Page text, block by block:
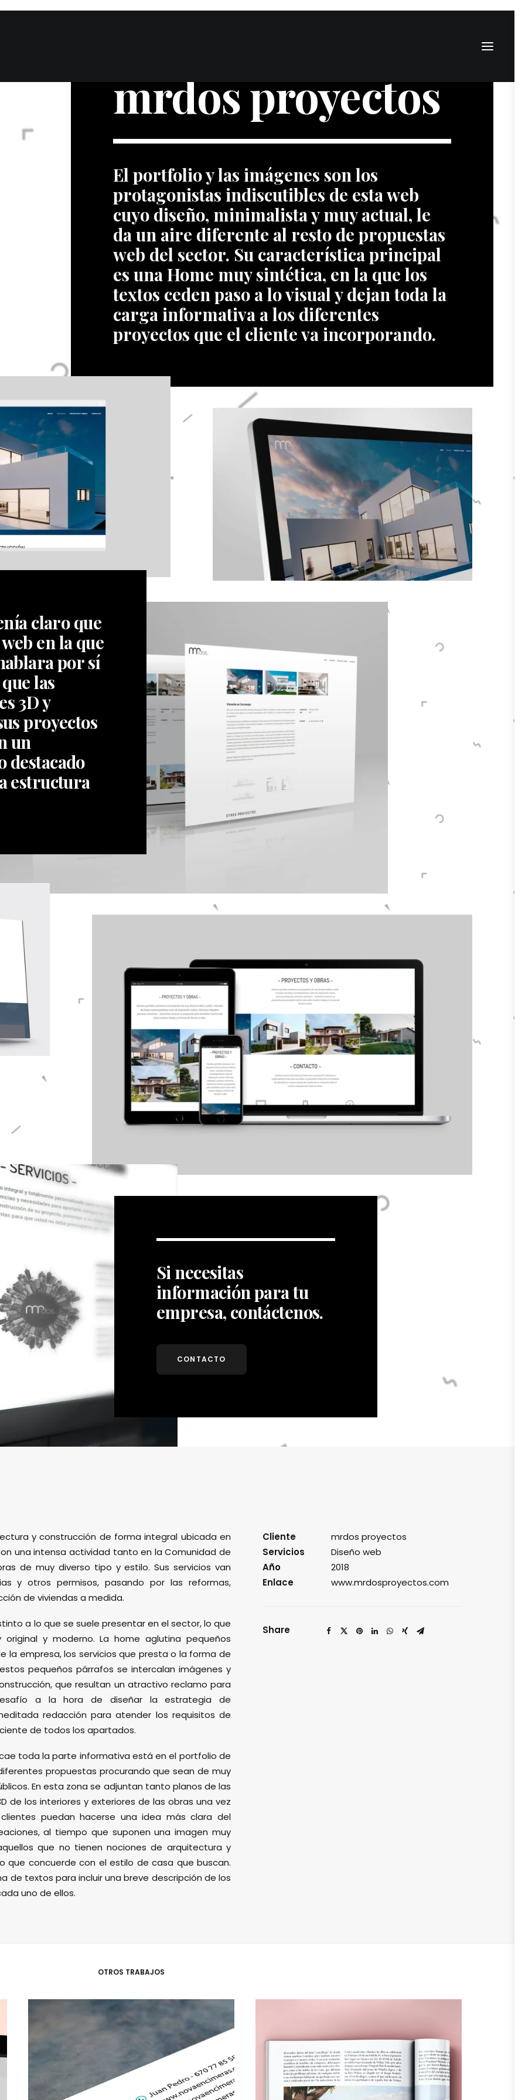
mrdos proyectos
El portfolio y las imágenes son los
protagonistas indiscutibles de esta web
cuyo diseño, minimalista y muy actual, le
da un aire diferente al resto de propuestas
web del sector. Su característica principal
es una Home muy sintética, en la que los
textos ceden paso a lo visual y dejan toda la
carga informativa a los diferentes
proyectos que el cliente va incorporando.
claro que
en la que
por sí
las
3D y
proyectos
un
destacado
estructura
Si necesitas
información para tu
empresa, contáctenos.
CONTACTO
y construcción de forma integral ubicada en
una intensa actividad tanto en la Comunidad de
de muy diverso tipo y estilo. Sus servicios van
y otros permisos, pasando por las reformas,
de viviendas a medida.
a lo que se suele presentar en el sector, lo que
y moderno. La home aglutina pequeños
la empresa, los servicios que presta o la forma de
pequeños párrafos se intercalan imágenes y
que resultan un atractivo reclamo para
a la hora de diseñar la estrategia de
redacción para atender los requisitos de
de todos los apartados.
toda la parte informativa está en el portfolio de
propuestas procurando que sean de muy
En esta zona se adjuntan tanto planos de las
de los interiores y exteriores de las obras una vez
puedan hacerse una idea más clara del
al tiempo que suponen una imagen muy
que no tienen nociones de arquitectura y
concuerde con el estilo de casa que buscan.
de textos para incluir una breve descripción de los
uno de ellos.
Cliente
mrdos proyectos
Servicios
Diseño web
Año
2018
Enlace
www.mrdosproyectos.com
Share
OTROS TRABAJOS